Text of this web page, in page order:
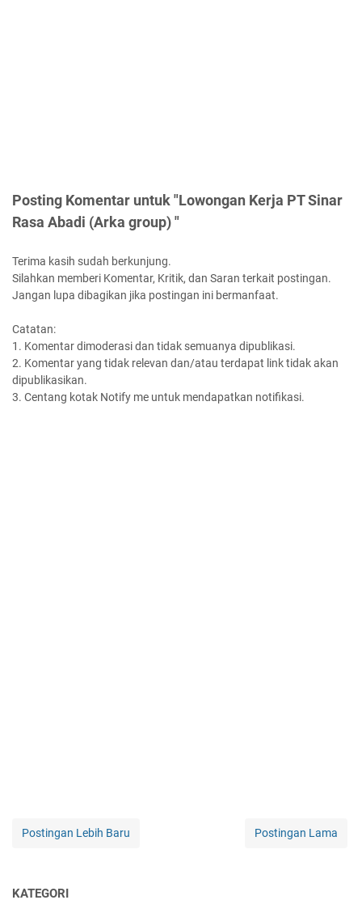
Posting Komentar untuk "Lowongan Kerja PT Sinar
Rasa Abadi (Arka group) "
Terima kasih sudah berkunjung.
Silahkan memberi Komentar, Kritik, dan Saran terkait postingan.
Jangan lupa dibagikan jika postingan ini bermanfaat.
Catatan:
1. Komentar dimoderasi dan tidak semuanya dipublikasi.
2. Komentar yang tidak relevan dan/atau terdapat link tidak akan
dipublikasikan.
3. Centang kotak Notify me untuk mendapatkan notifikasi.
Postingan Lebih Baru Postingan Lama
KATEGORI